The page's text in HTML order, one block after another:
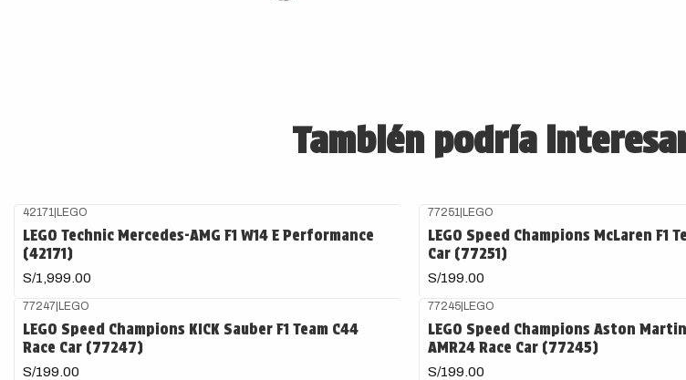
También podría
42171 |LEGO
LEGO Technic Mercedes-AMG F1 W14 E Performance
(42171)
S/1,999.00
77251 |LEGO
LEGO Speed Champions McLaren F1
Car (77251)
S/199.00
77247|LEGO
LEGO Speed Champions KICK Sauber F1 Team C44
Race Car (77247)
S/199.00
77245|LEGO
LEGO Speed Champions Aston
AMR24 Race Car (77245)
S/199.00